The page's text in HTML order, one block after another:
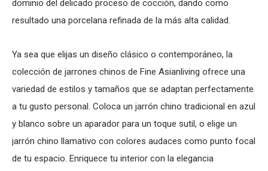
dominio del delicado proceso de cocción, dando como
resultado una porcelana refinada de la más alta calidad.
Ya sea que elijas un diseño clásico o contemporáneo, la
colección de jarrones chinos de Fine Asianliving ofrece una
variedad de estilos y tamaños que se adaptan perfectamente
a tu gusto personal. Coloca un jarrón chino tradicional en azul
y blanco sobre un aparador para un toque sutil, o elige un
jarrón chino llamativo con colores audaces como punto focal
de tu espacio. Enriquece tu interior con la elegancia